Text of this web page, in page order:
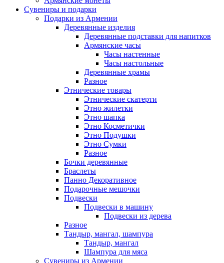
Сувениры и подарки
Подарки из Армении
Деревянные изделия
Деревянные подставки для напитков
Армянские часы
Часы настенные
Часы настольные
Деревянные храмы
Разное
Этнические товары
Этнические скатерти
Этно жилетки
Этно шапка
Этно Косметички
Этно Подушки
Этно Сумки
Разное
Бочки деревянные
Браслеты
Панно Декоративное
Подарочные мешочки
Подвески
Подвески в машину
Подвески из дерева
Разное
Тандыр, мангал, шампура
Тандыр, мангал
Шампура для мяса
Сувениры из Армении